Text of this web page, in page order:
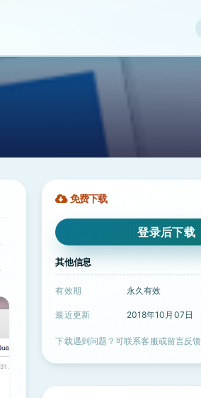
免费下载
登录后下载
其他信息
有效期 永久有效
最近更新 2018年10月07日
下载遇到问题？可联系客服或留言反馈